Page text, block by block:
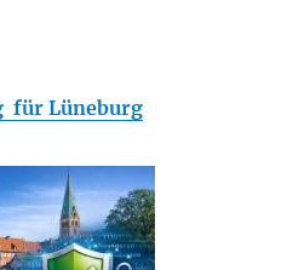
für Lüneburg